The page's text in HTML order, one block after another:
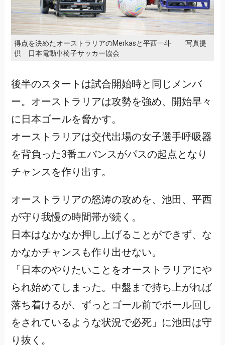
得点を決めたオーストラリアのMerkasと平西一斗 写真提
供 日本電動車椅子サッカー協会
後半のスタートは試合開始時と同じメンバ
ー。オーストラリアは攻勢を強め、開始早々
に日本ゴールを脅かす。
オーストラリアは交代出場の女子選手呼吸器
を背負った3番エバンスがパスの起点となり
チャンスを作り出す。
オーストラリアの怒涛の攻めを、池田、平西
が守り我慢の時間帯が続く。
日本はなかなか押し上げることができず、な
かなかチャンスも作り出せない。
「日本のやりたいことをオーストラリアにや
られ始めてしまった。中盤まで持ち上がれば
落ち着けるが、ずっとゴール前でボール回し
をされているような状況で必死」に池田は守
り抜く。